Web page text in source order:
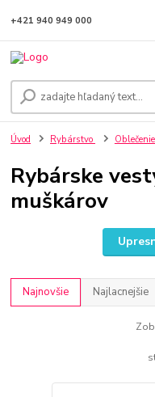
+421 940 949 000
Úvod Rybárstvo
Rybárske
muškárov
Najnovšie Najlacnejšie